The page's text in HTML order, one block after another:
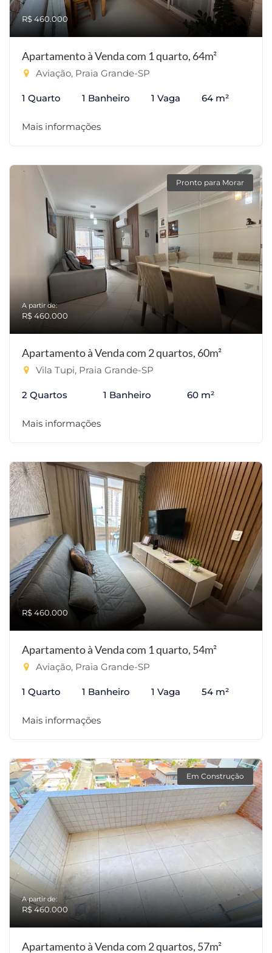
R$ 460.000
Apartamento à Venda com 1 quarto, 64m²
Aviação, Praia Grande-SP
1 Quarto 1 Banheiro 1 Vaga 64 m²
Mais informações
Pronto para Morar
A partir de:
R$ 460.000
Apartamento à Venda com 2 quartos, 60m²
Vila Tupi, Praia Grande-SP
2 Quartos 1 Banheiro 60 m²
Mais informações
R$ 460.000
Apartamento à Venda com 1 quarto, 54m²
Aviação, Praia Grande-SP
1 Quarto 1 Banheiro 1 Vaga 54 m²
Mais informações
Em Construção
A partir de:
R$ 460.000
Apartamento à Venda com 2 quartos, 57m²